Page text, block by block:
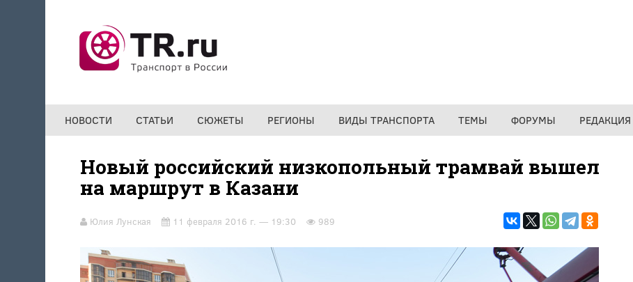
НОВОСТИ СТАТЬИ СЮЖЕТЫ РЕГИОНЫ ВИДЫ ТРАНСПОРТА ТЕМЫ ФОРУМЫ РЕДАКЦИЯ
Новый российский низкопольный трамвай вышел
на маршрут в Казани
Юлия Лунская 11 февраля 2016 г. — 19:30 989